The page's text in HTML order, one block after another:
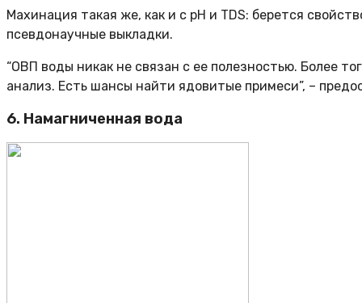
Махинация такая же, как и с pH и TDS: берется
псевдонаучные выкладки.
“ОВП воды никак не связан с ее полезностью. Более
анализ. Есть шансы найти ядовитые примеси”, –
6. Намагниченная вода